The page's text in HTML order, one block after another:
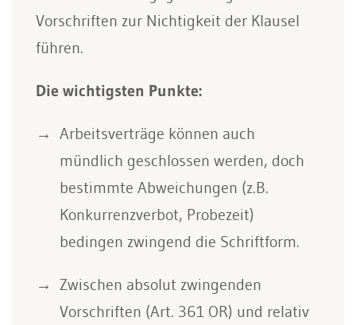
Vorschriften zur Nichtigkeit der Klausel
führen.
Die wichtigsten Punkte:
Arbeitsverträge können auch
mündlich geschlossen werden, doch
bestimmte Abweichungen (z.B.
Konkurrenzverbot, Probezeit)
bedingen zwingend die Schriftform.
Zwischen absolut zwingenden
Vorschriften (Art. 361 OR) und relativ